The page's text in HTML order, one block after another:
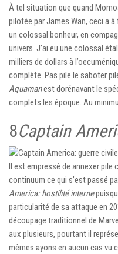
À tel situation que quand
pilotée par James Wan, ceci a
un colossal bonheur, en
univers. J’ai eu une colossal
milliers de dollars à
complète. Pas pile le saboter
Aquamanest dorénavant le
complets les époque. Au
8Captain
Il est empressé de annexer
continuum ce qui s’est passé
America: hostilité interne
particularité de sa attaque en
découpage traditionnel de
aux plusieurs, pourtant il
mêmes ayons en aucun cas vu